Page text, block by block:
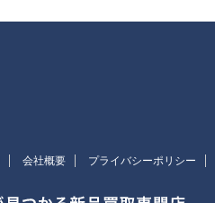
会社概要 プライバシーポリシー